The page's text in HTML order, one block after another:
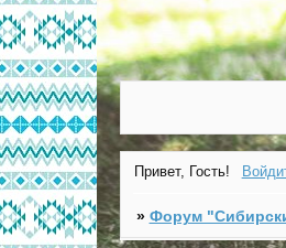
Привет, Гость!
» Форум